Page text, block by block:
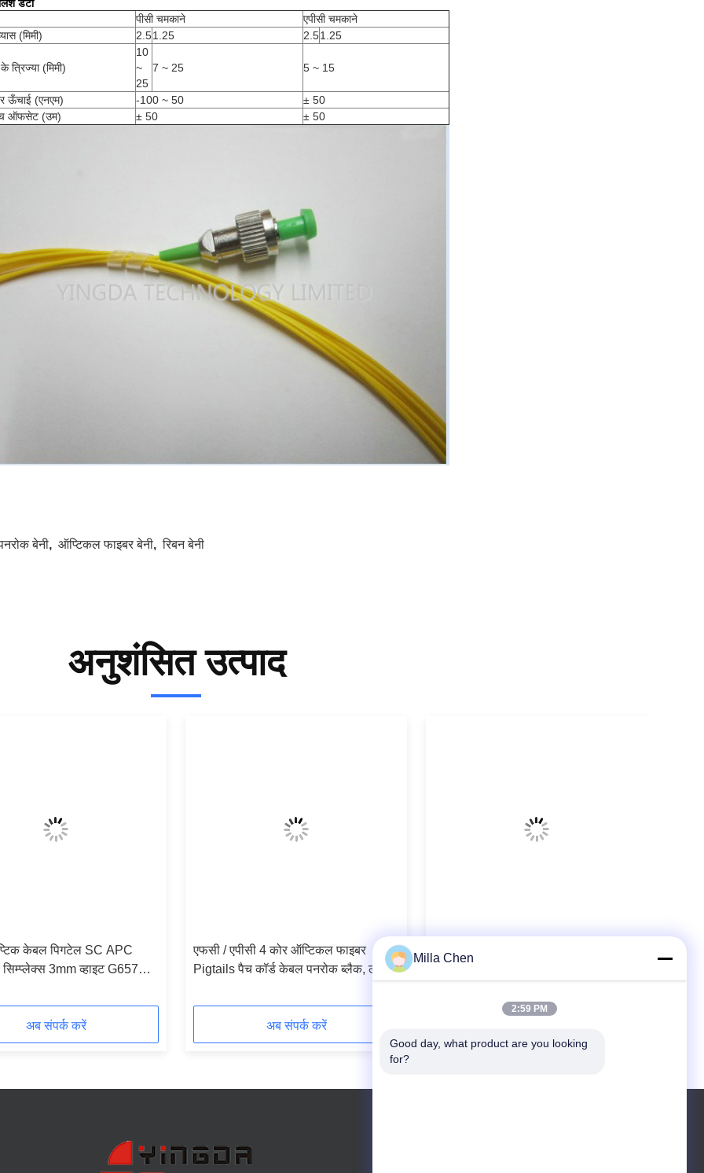
डेटा
पीसी चमकाने
एपीसी चमकाने
(मिमी)
2.51.25 2.51.25
त्रिज्या (मिमी)
10
~
25
7 ~ 25 5 ~ 15
ऊँचाई (एनएम) -100 ~ 50
± 50
ऑफसेट (उम)
± 50 ± 50
बेनी, ऑप्टिकल फाइबर बेनी,रिबन बेनी
अनुशंसित उत्पाद
केबल पिगटेल SC APC
3mm व्हाइट G657A2
अब संपर्क करें
एफसी / एपीसी 4 कोर ऑप्टिकल फाइबर
Pigtails पैच कॉर्ड केबल पनरोक ब्लैक, लंबाई
अब संपर्क करें
LC APC Fiber Pigtails OS2 Simplex
Milla Chen
2:59 PM
Good day, what product are you looking
for?